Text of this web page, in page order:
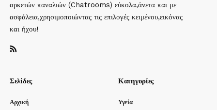
αρκετών καναλιών (Chatrooms) εύκολα,άνετα και με
ασφάλεια,χρησιμοποιώντας τις επιλογές κειμένου,εικόνας
και ήχου!
Σελίδες
Αρχική
Κατηγορίες
Υγεία